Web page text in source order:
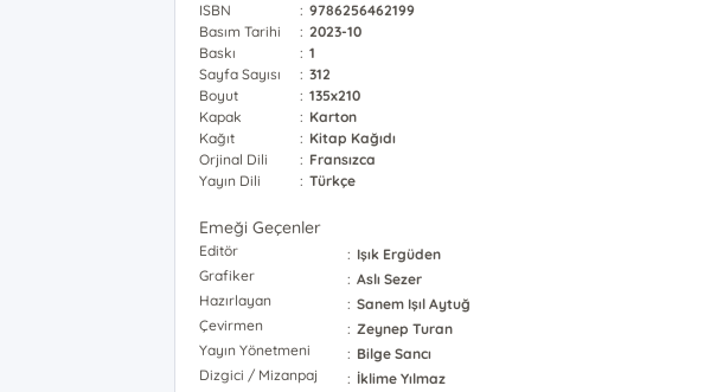
ISBN : 9786256462199
Basım Tarihi
: 2023-10
Baskı
: 1
Sayfa Sayısı
: 312
Boyut
: 135x210
Kapak
: Karton
Kağıt
: Kitap Kağıdı
Orjinal Dili
: Fransızca
Yayın Dili
: Türkçe
Emeği Geçenler
Editör : Işık Ergüden
Grafiker
: Aslı Sezer
Hazırlayan
: Sanem Işıl Aytuğ
Çevirmen
: Zeynep Turan
Yayın Yönetmeni
: Bilge Sancı
Dizgici / Mizanpaj
: İklime Yılmaz